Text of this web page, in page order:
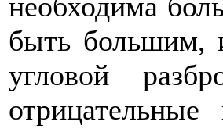
быть большим,
угловой